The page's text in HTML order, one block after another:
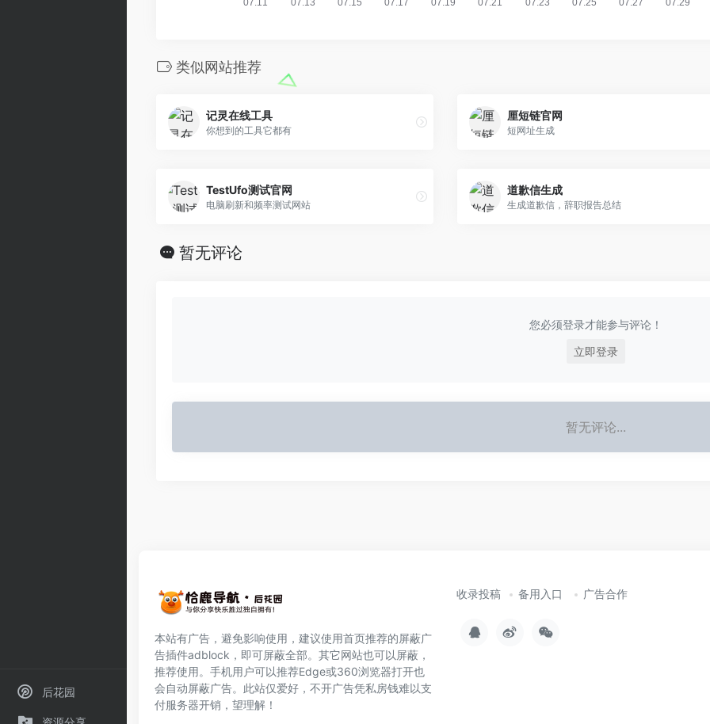
后花园
类似网站推荐
记灵在线工具
你想到的工具它都有
厘短链官网
短网址生成
TestUfo测试官网
电脑刷新和频率测试网站
道歉信生成
生成道歉信，辞职报告总结
暂无评论
您必须登录才能参与评论！
立即登录
暂无评论...
本站有广告，避免影响使用，建议使用首页推荐的屏蔽广
告插件adblock ，即可屏蔽全部。其它网站也可以屏蔽，
推荐使用。手机用户可以推荐Edge或360浏览器打开也
会自动屏蔽广告。此站仅爱好，不开广告凭私房钱难以支
付服务器开销，望理解！
收录投稿 备用入口 广告合作